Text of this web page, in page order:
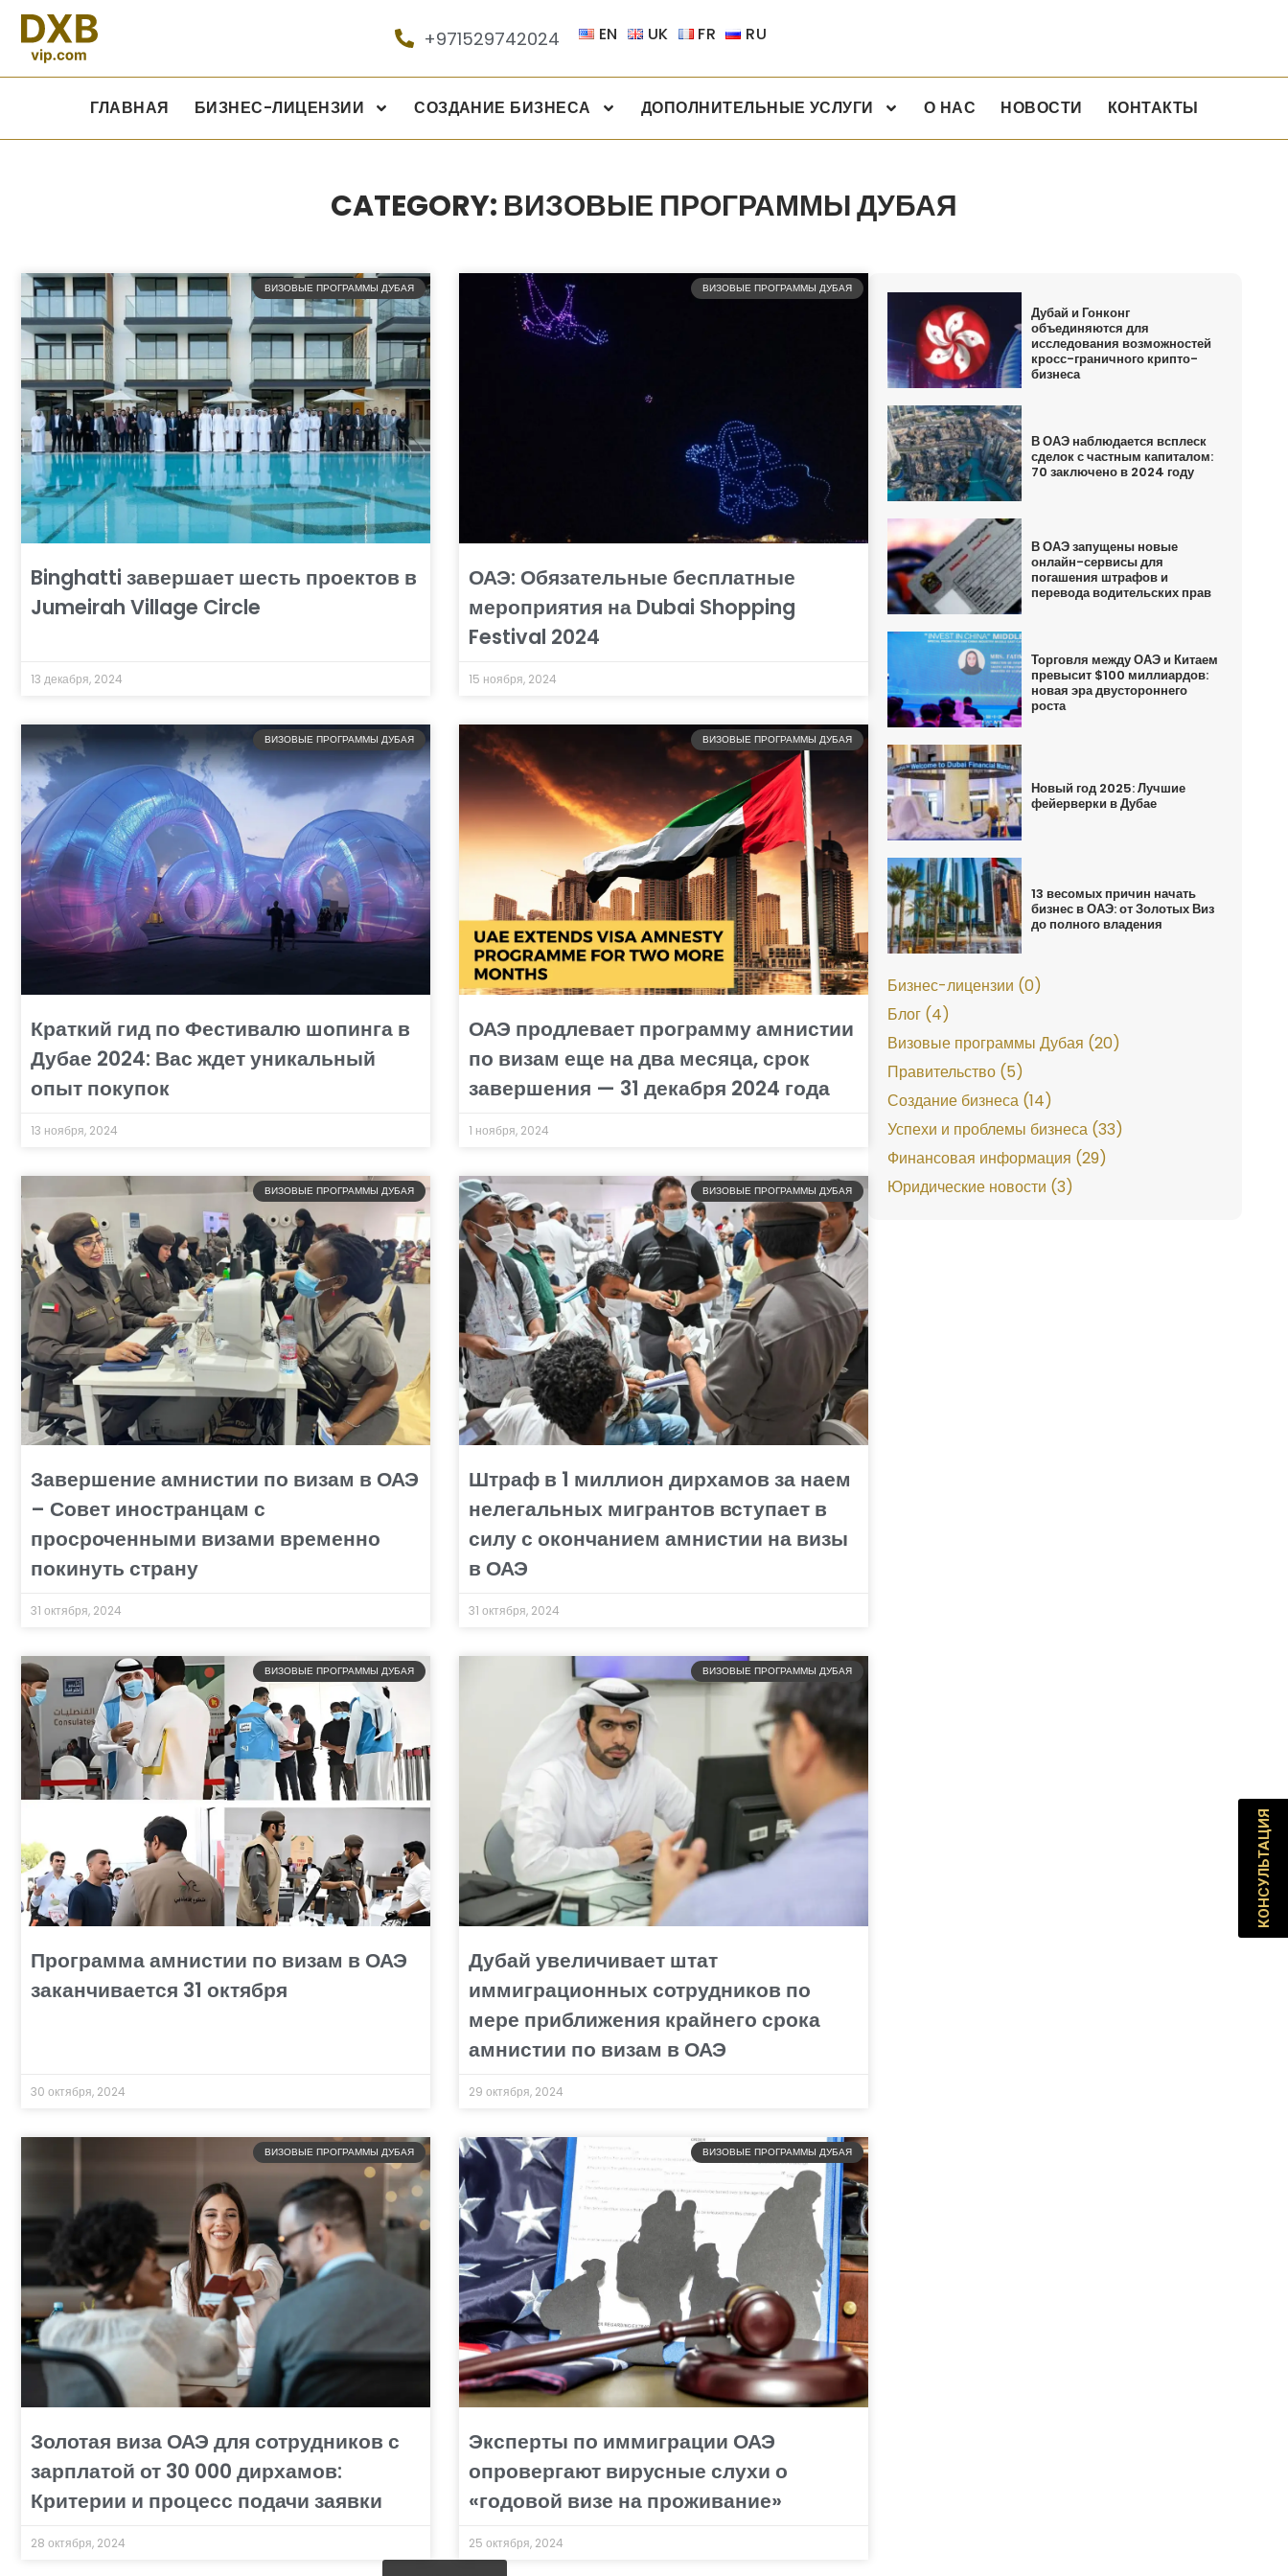
+971529742024 EN UK FR RU
ГЛАВНАЯ БИЗНЕС-ЛИЦЕНЗИИ СОЗДАНИЕ БИЗНЕСА ДОПОЛНИТЕЛЬНЫЕ УСЛУГИ О НАС НОВОСТИ КОНТАКТЫ
CATEGORY: ВИЗОВЫЕ ПРОГРАММЫ ДУБАЯ
ВИЗОВЫЕ ПРОГРАММЫ ДУБАЯ
Binghatti завершает шесть проектов в
Jumeirah Village Circle
13 декабря, 2024
ВИЗОВЫЕ ПРОГРАММЫ ДУБАЯ
ОАЭ: Обязательные бесплатные
мероприятия на Dubai Shopping
Festival 2024
15 ноября, 2024
ВИЗОВЫЕ ПРОГРАММЫ ДУБАЯ
Краткий гид по Фестивалю шопинга в
Дубае 2024: Вас ждет уникальный
опыт покупок
13 ноября, 2024
ВИЗОВЫЕ ПРОГРАММЫ ДУБАЯ
ОАЭ продлевает программу амнистии
по визам еще на два месяца, срок
завершения — 31 декабря 2024 года
1 ноября, 2024
ВИЗОВЫЕ ПРОГРАММЫ ДУБАЯ
Завершение амнистии по визам в ОАЭ
– Совет иностранцам с
просроченными визами временно
покинуть страну
31 октября, 2024
ВИЗОВЫЕ ПРОГРАММЫ ДУБАЯ
Штраф в 1 миллион дирхамов за наем
нелегальных мигрантов вступает в
силу с окончанием амнистии на визы
в ОАЭ
31 октября, 2024
ВИЗОВЫЕ ПРОГРАММЫ ДУБАЯ
Программа амнистии по визам в ОАЭ
заканчивается 31 октября
30 октября, 2024
ВИЗОВЫЕ ПРОГРАММЫ ДУБАЯ
Дубай увеличивает штат
иммиграционных сотрудников по
мере приближения крайнего срока
амнистии по визам в ОАЭ
29 октября, 2024
ВИЗОВЫЕ ПРОГРАММЫ ДУБАЯ
Золотая виза ОАЭ для сотрудников с
зарплатой от 30 000 дирхамов:
Критерии и процесс подачи заявки
28 октября, 2024
ВИЗОВЫЕ ПРОГРАММЫ ДУБАЯ
Эксперты по иммиграции ОАЭ
опровергают вирусные слухи о
«годовой визе на проживание»
25 октября, 2024
Дубай и Гонконг
объединяются для
исследования возможностей
кросс-граничного крипто-
бизнеса
В ОАЭ наблюдается всплеск
сделок с частным капиталом:
70 заключено в 2024 году
В ОАЭ запущены новые
онлайн-сервисы для
погашения штрафов и
перевода водительских прав
Торговля между ОАЭ и Китаем
превысит $100 миллиардов:
новая эра двустороннего
роста
Новый год 2025: Лучшие
фейерверки в Дубае
13 весомых причин начать
бизнес в ОАЭ: от Золотых Виз
до полного владения
Бизнес-лицензии (0)
Блог (4)
Визовые программы Дубая (20)
Правительство (5)
Создание бизнеса (14)
Успехи и проблемы бизнеса (33)
Финансовая информация (29)
Юридические новости (3)
КОНСУЛЬТАЦИЯ